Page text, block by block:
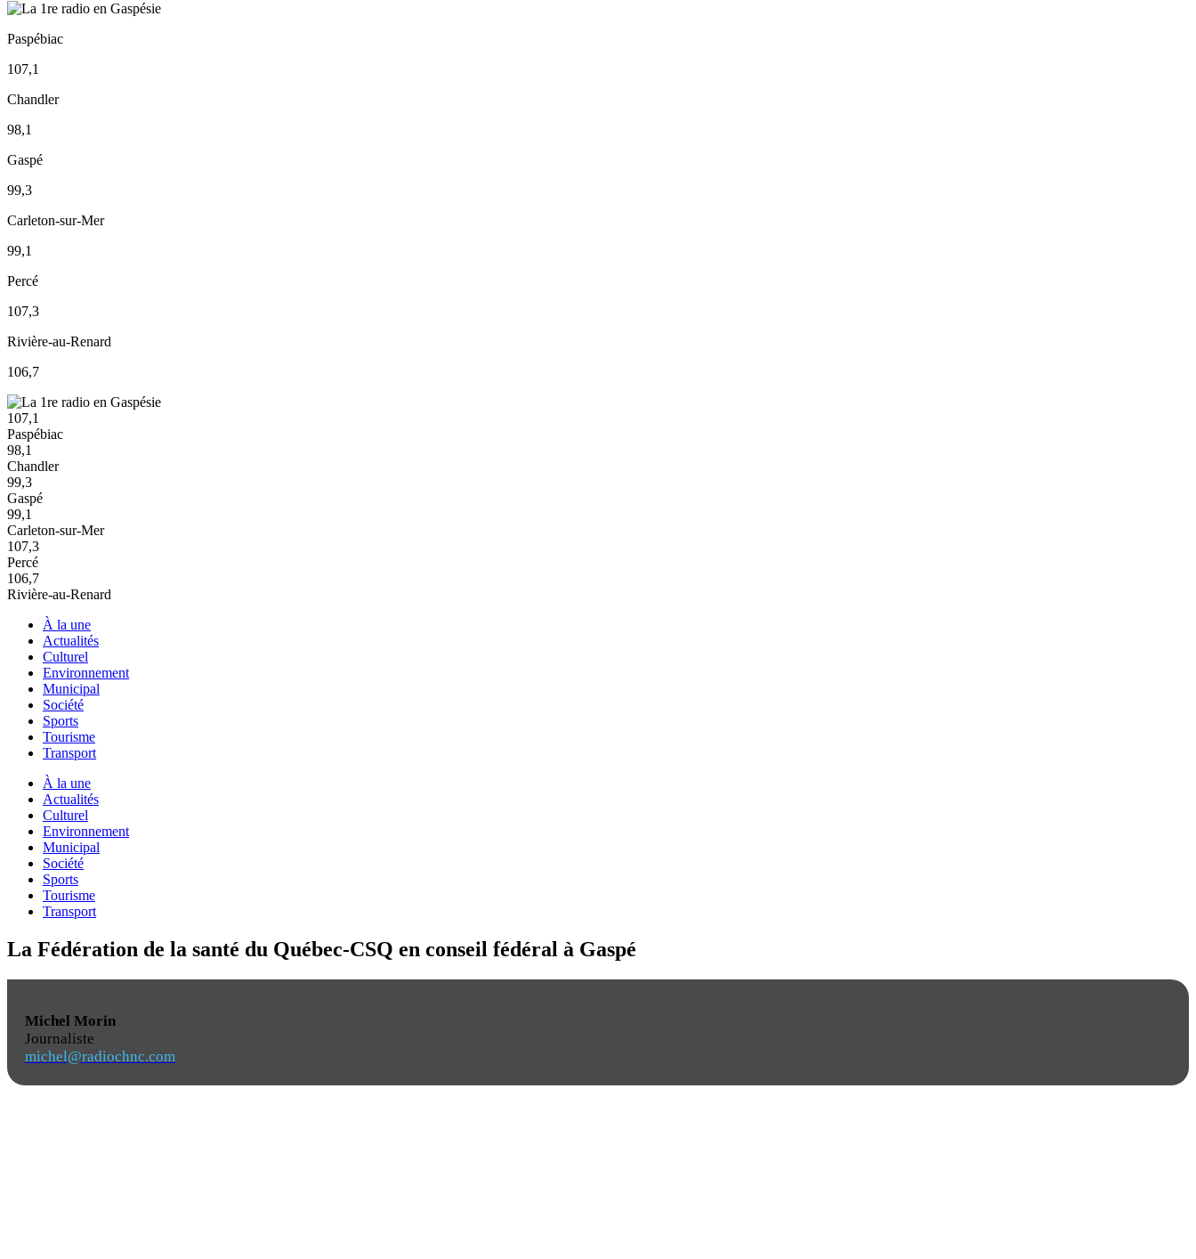
Paspébiac
107,1
Chandler
98,1
Gaspé
99,3
Carleton-sur-Mer
99,1
Percé
107,3
Rivière-au-Renard
106,7
107,1
Paspébiac
98,1
Chandler
99,3
Gaspé
99,1
Carleton-sur-Mer
107,3
Percé
106,7
Rivière-au-Renard
À la une
Actualités
Culturel
Environnement
Municipal
Société
Sports
Tourisme
Transport
À la une
Actualités
Culturel
Environnement
Municipal
Société
Sports
Tourisme
Transport
La Fédération de la santé du Québec-CSQ en conseil fédéral à Gaspé
Michel Morin
Journaliste
michel@radiochnc.com